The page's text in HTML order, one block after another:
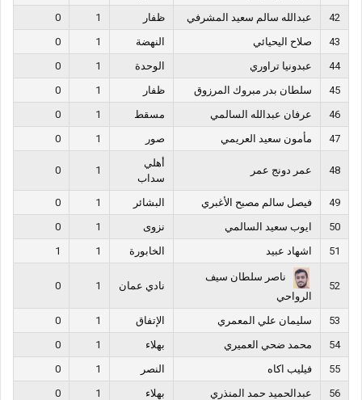
42
عبدالله سالم سعيد المشرفي ظفار 1
0
43
صلاح اليحيائي النهضة 1
0
44
عبدونيا تراوري الوحدة 1
0
45
سلطان بدر مبروك المرزوق ظفار 1
0
46
عرفان عبدالله السالمي مسقط 1
0
47
مأمون سعيد العريمي صور 1
0
48 عمر دونج عمر
أهلي
سداب
1
0
49 فيصل سالم مصبح الأغبري البشائر 1
0
50
ايوب سعيد السالمي نزوى 1
0
51
اشهاد عبيد الخابورة 1
1
52
ناصر سلطان سيف
الرواحي
نادي عمان 1
0
53 سليمان علي المعمري الإتفاق 1
0
54
محمد ضحي العميري بهلاء 1
0
55
فيليب اكاه النصر 1
0
56
عبدالحميد حمد المنذري بهلاء 1
0